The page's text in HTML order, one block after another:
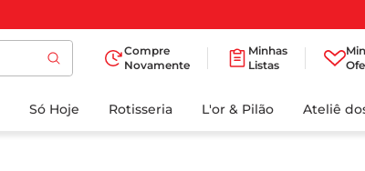
Compre
Novamente
Minhas
Listas
Só Hoje Rotisseria L'or & Pilão Ateliê
BUSCADOS